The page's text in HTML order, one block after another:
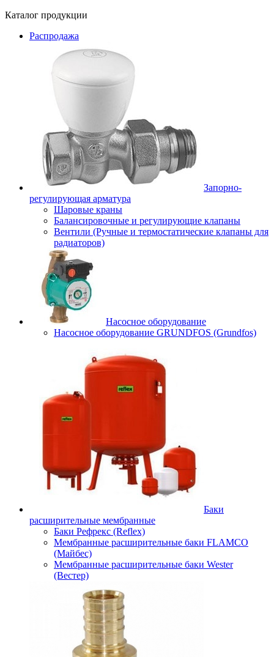
Каталог продукции
Распродажа
Запорно-
регулирующая арматура
Шаровые краны
Балансировочные и регулирующие клапаны
Вентили (Ручные и термостатические клапаны для
радиаторов)
Насосное оборудование
Насосное оборудование GRUNDFOS (Grundfos)
Баки
расширительные мембранные
Баки Рефрекс (Reflex)
Мембранные расширительные баки FLAMCO
(Майбес)
Мембранные расширительные баки Wester
(Вестер)